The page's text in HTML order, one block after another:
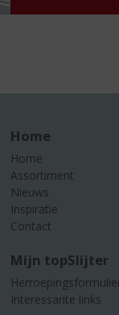
Home
Home
Assortiment
Nieuws
Inspiratie
Contact
Mijn topSlijter
Interessante links